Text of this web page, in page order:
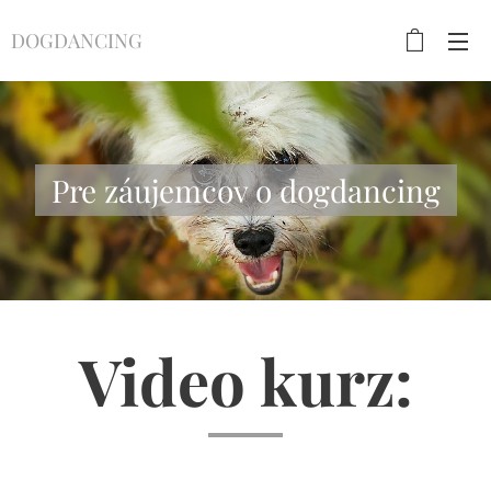
DOGDANCING
Pre záujemcov o dogdancing
Video kurz: